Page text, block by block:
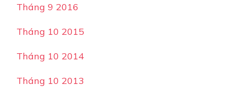
Tháng 9 2016
Tháng 10 2015
Tháng 10 2014
Tháng 10 2013